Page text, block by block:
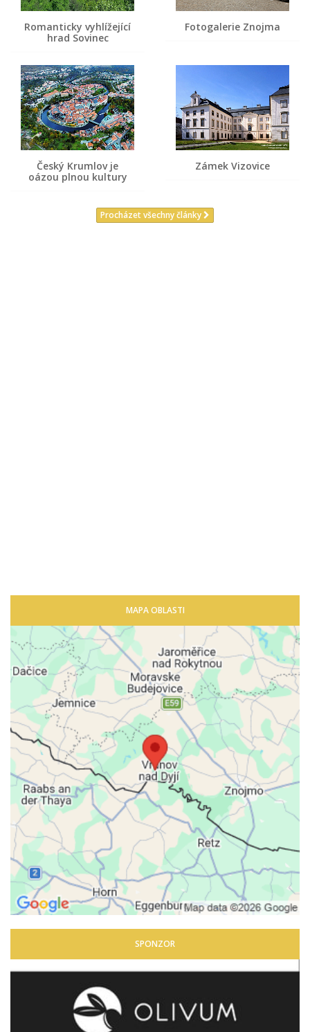
Romanticky vyhlížející
hrad Sovinec
Fotogalerie Znojma
Český Krumlov je
oázou plnou kultury
Zámek Vizovice
Procházet všechny články
MAPA OBLASTI
SPONZOR